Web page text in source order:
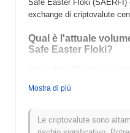
Safe Easter Floki (SAERFI)
exchange di criptovalute
Qual è l'attuale
Safe Easter Floki?
Easter Floki?
Mostra di più
Le criptovalute sono